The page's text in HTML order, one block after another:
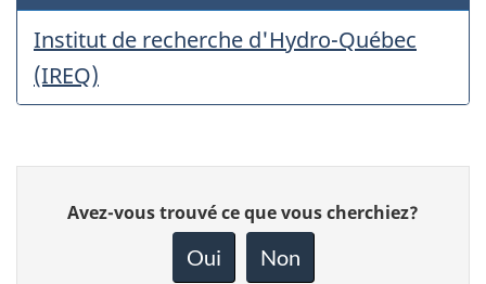
Institut de recherche d'Hydro-Québec
(IREQ)
Donnez
votre
Avez-vous trouvé ce que vous cherchiez?
Oui Non